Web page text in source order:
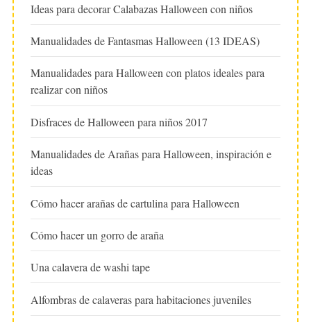
Ideas para decorar Calabazas Halloween con niños
Manualidades de Fantasmas Halloween (13 IDEAS)
Manualidades para Halloween con platos ideales para
realizar con niños
Disfraces de Halloween para niños 2017
Manualidades de Arañas para Halloween, inspiración e
ideas
Cómo hacer arañas de cartulina para Halloween
Cómo hacer un gorro de araña
Una calavera de washi tape
Alfombras de calaveras para habitaciones juveniles